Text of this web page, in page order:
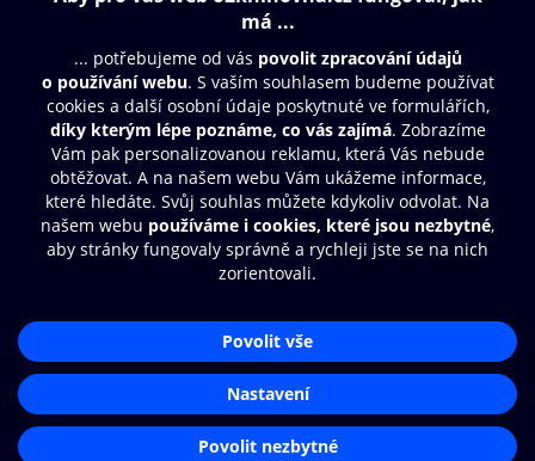
Obsah ke stažení
Moje O2 Knihovna
Další zábava
© O2 Czech Republic a.s.
Přístupnost
Zásady zpracování osobních údajů
Nastavení cookies
Aplikace O2 Knihovna
Čti a poslouchej své e-knihy a
audioknihy rychleji a pohodlněji.